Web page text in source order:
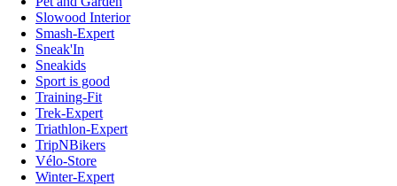
Slowood Interior
Smash-Expert
Sneak'In
Sneakids
Sport is good
Training-Fit
Trek-Expert
Triathlon-Expert
TripNBikers
Vélo-Store
Winter-Expert